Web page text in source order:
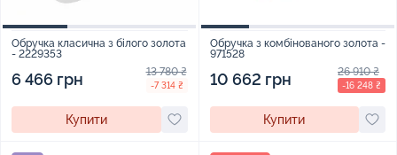
Обручка класична з білого золота
- 2229353
6 466 грн 13 780 ₴
-7 314 ₴
Купити
Обручка з комбінованого золота -
971528
10 662 грн 26 910 ₴
-16 248 ₴
Купити